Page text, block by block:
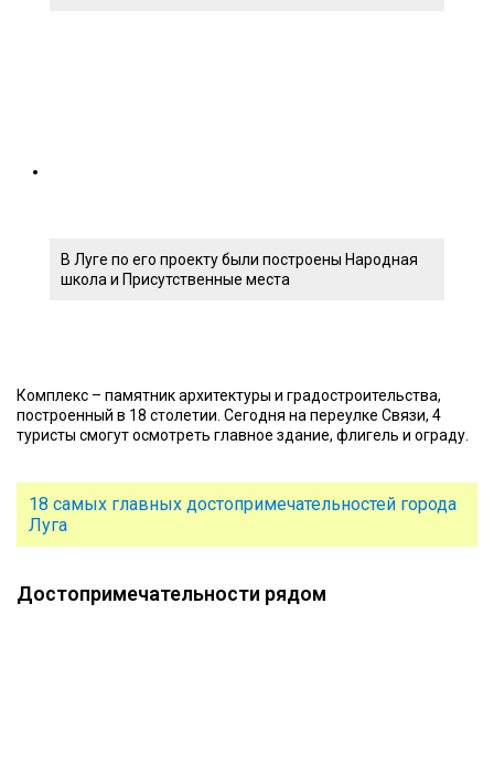
В Луге по его проекту были построены Народная
школа и Присутственные места
Комплекс – памятник архитектуры и градостроительства,
построенный в 18 столетии. Сегодня на переулке Связи, 4
туристы смогут осмотреть главное здание, флигель и ограду.
18 самых главных достопримечательностей города
Луга
Достопримечательности рядом